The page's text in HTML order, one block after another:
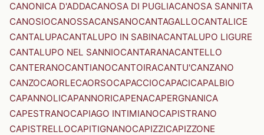
CANONICA D'ADDACANOSA DI PUGLIACANOSA SANNITA
CANOSIOCANOSSACANSANOCANTAGALLOCANTALICE
CANTALUPACANTALUPO IN SABINACANTALUPO LIGURE
CANTALUPO NEL SANNIOCANTARANACANTELLO
CANTERANOCANTIANOCANTOIRACANTU'CANZANO
CANZOCAORLECAORSOCAPACCIOCAPACICAPALBIO
CAPANNOLICAPANNORICAPENACAPERGNANICA
CAPESTRANOCAPIAGO INTIMIANOCAPISTRANO
CAPISTRELLOCAPITIGNANOCAPIZZICAPIZZONE